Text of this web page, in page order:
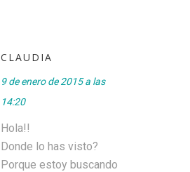
CLAUDIA
9 de enero de 2015 a las
14:20
Hola!!
Donde lo has visto?
Porque estoy buscando